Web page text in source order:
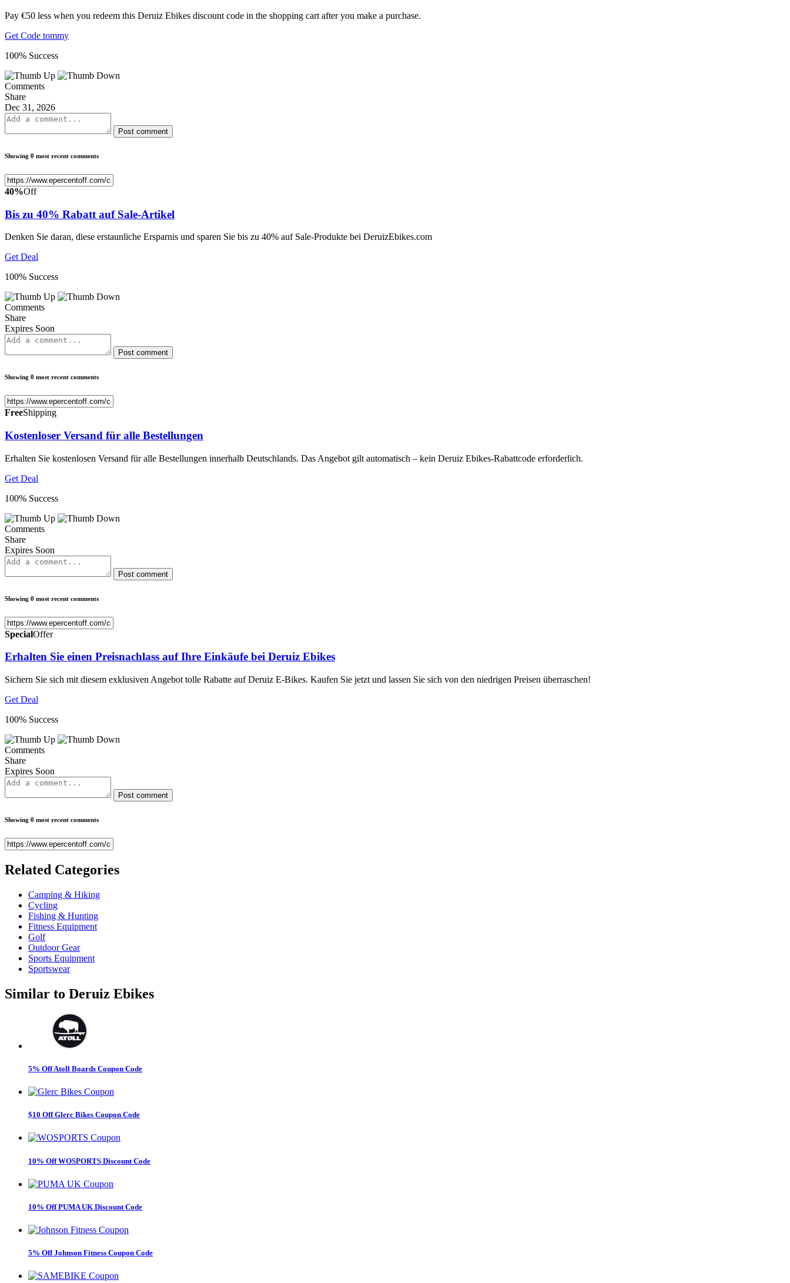
Pay €50 less when you redeem this Deruiz Ebikes discount code in the shopping cart after you make a purchase.
Get Code tommy
100% Success
Comments
Share
Dec 31, 2026
Post comment
Showing 0 most recent comments
40%Off
Bis zu 40% Rabatt auf Sale-Artikel
Denken Sie daran, diese erstaunliche Ersparnis und sparen Sie bis zu 40% auf Sale-Produkte bei DeruizEbikes.com
Get Deal
100% Success
Comments
Share
Expires Soon
Post comment
Showing 0 most recent comments
FreeShipping
Kostenloser Versand für alle Bestellungen
Erhalten Sie kostenlosen Versand für alle Bestellungen innerhalb Deutschlands. Das Angebot gilt automatisch – kein Deruiz Ebikes-Rabattcode erforderlich.
Get Deal
100% Success
Comments
Share
Expires Soon
Post comment
Showing 0 most recent comments
SpecialOffer
Erhalten Sie einen Preisnachlass auf Ihre Einkäufe bei Deruiz Ebikes
Sichern Sie sich mit diesem exklusiven Angebot tolle Rabatte auf Deruiz E-Bikes. Kaufen Sie jetzt und lassen Sie sich von den niedrigen Preisen überraschen!
Get Deal
100% Success
Comments
Share
Expires Soon
Post comment
Showing 0 most recent comments
Related Categories
Camping & Hiking
Cycling
Fishing & Hunting
Fitness Equipment
Golf
Outdoor Gear
Sports Equipment
Sportswear
Similar to Deruiz Ebikes
5% Off Atoll Boards Coupon Code
$10 Off Glerc Bikes Coupon Code
10% Off WOSPORTS Discount Code
10% Off PUMA UK Discount Code
5% Off Johnson Fitness Coupon Code